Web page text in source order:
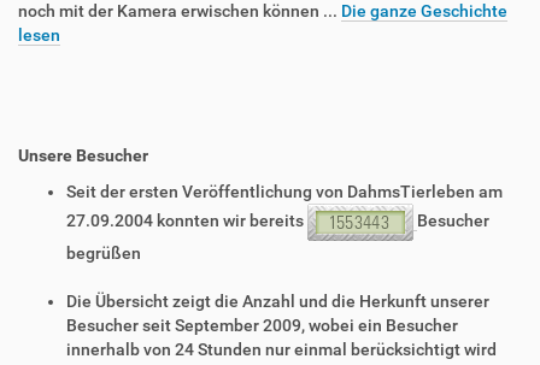
noch mit der Kamera erwischen können ... Die ganze Geschichte
lesen
Unsere Besucher
Seit der ersten Veröffentlichung von DahmsTierleben am
27.09.2004 konnten wir bereits
Besucher
begrüßen
Die Übersicht zeigt die Anzahl und die Herkunft unserer
Besucher seit September 2009, wobei ein Besucher
innerhalb von 24 Stunden nur einmal berücksichtigt wird